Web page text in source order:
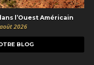
l’Ouest Américain
2026
BLOG